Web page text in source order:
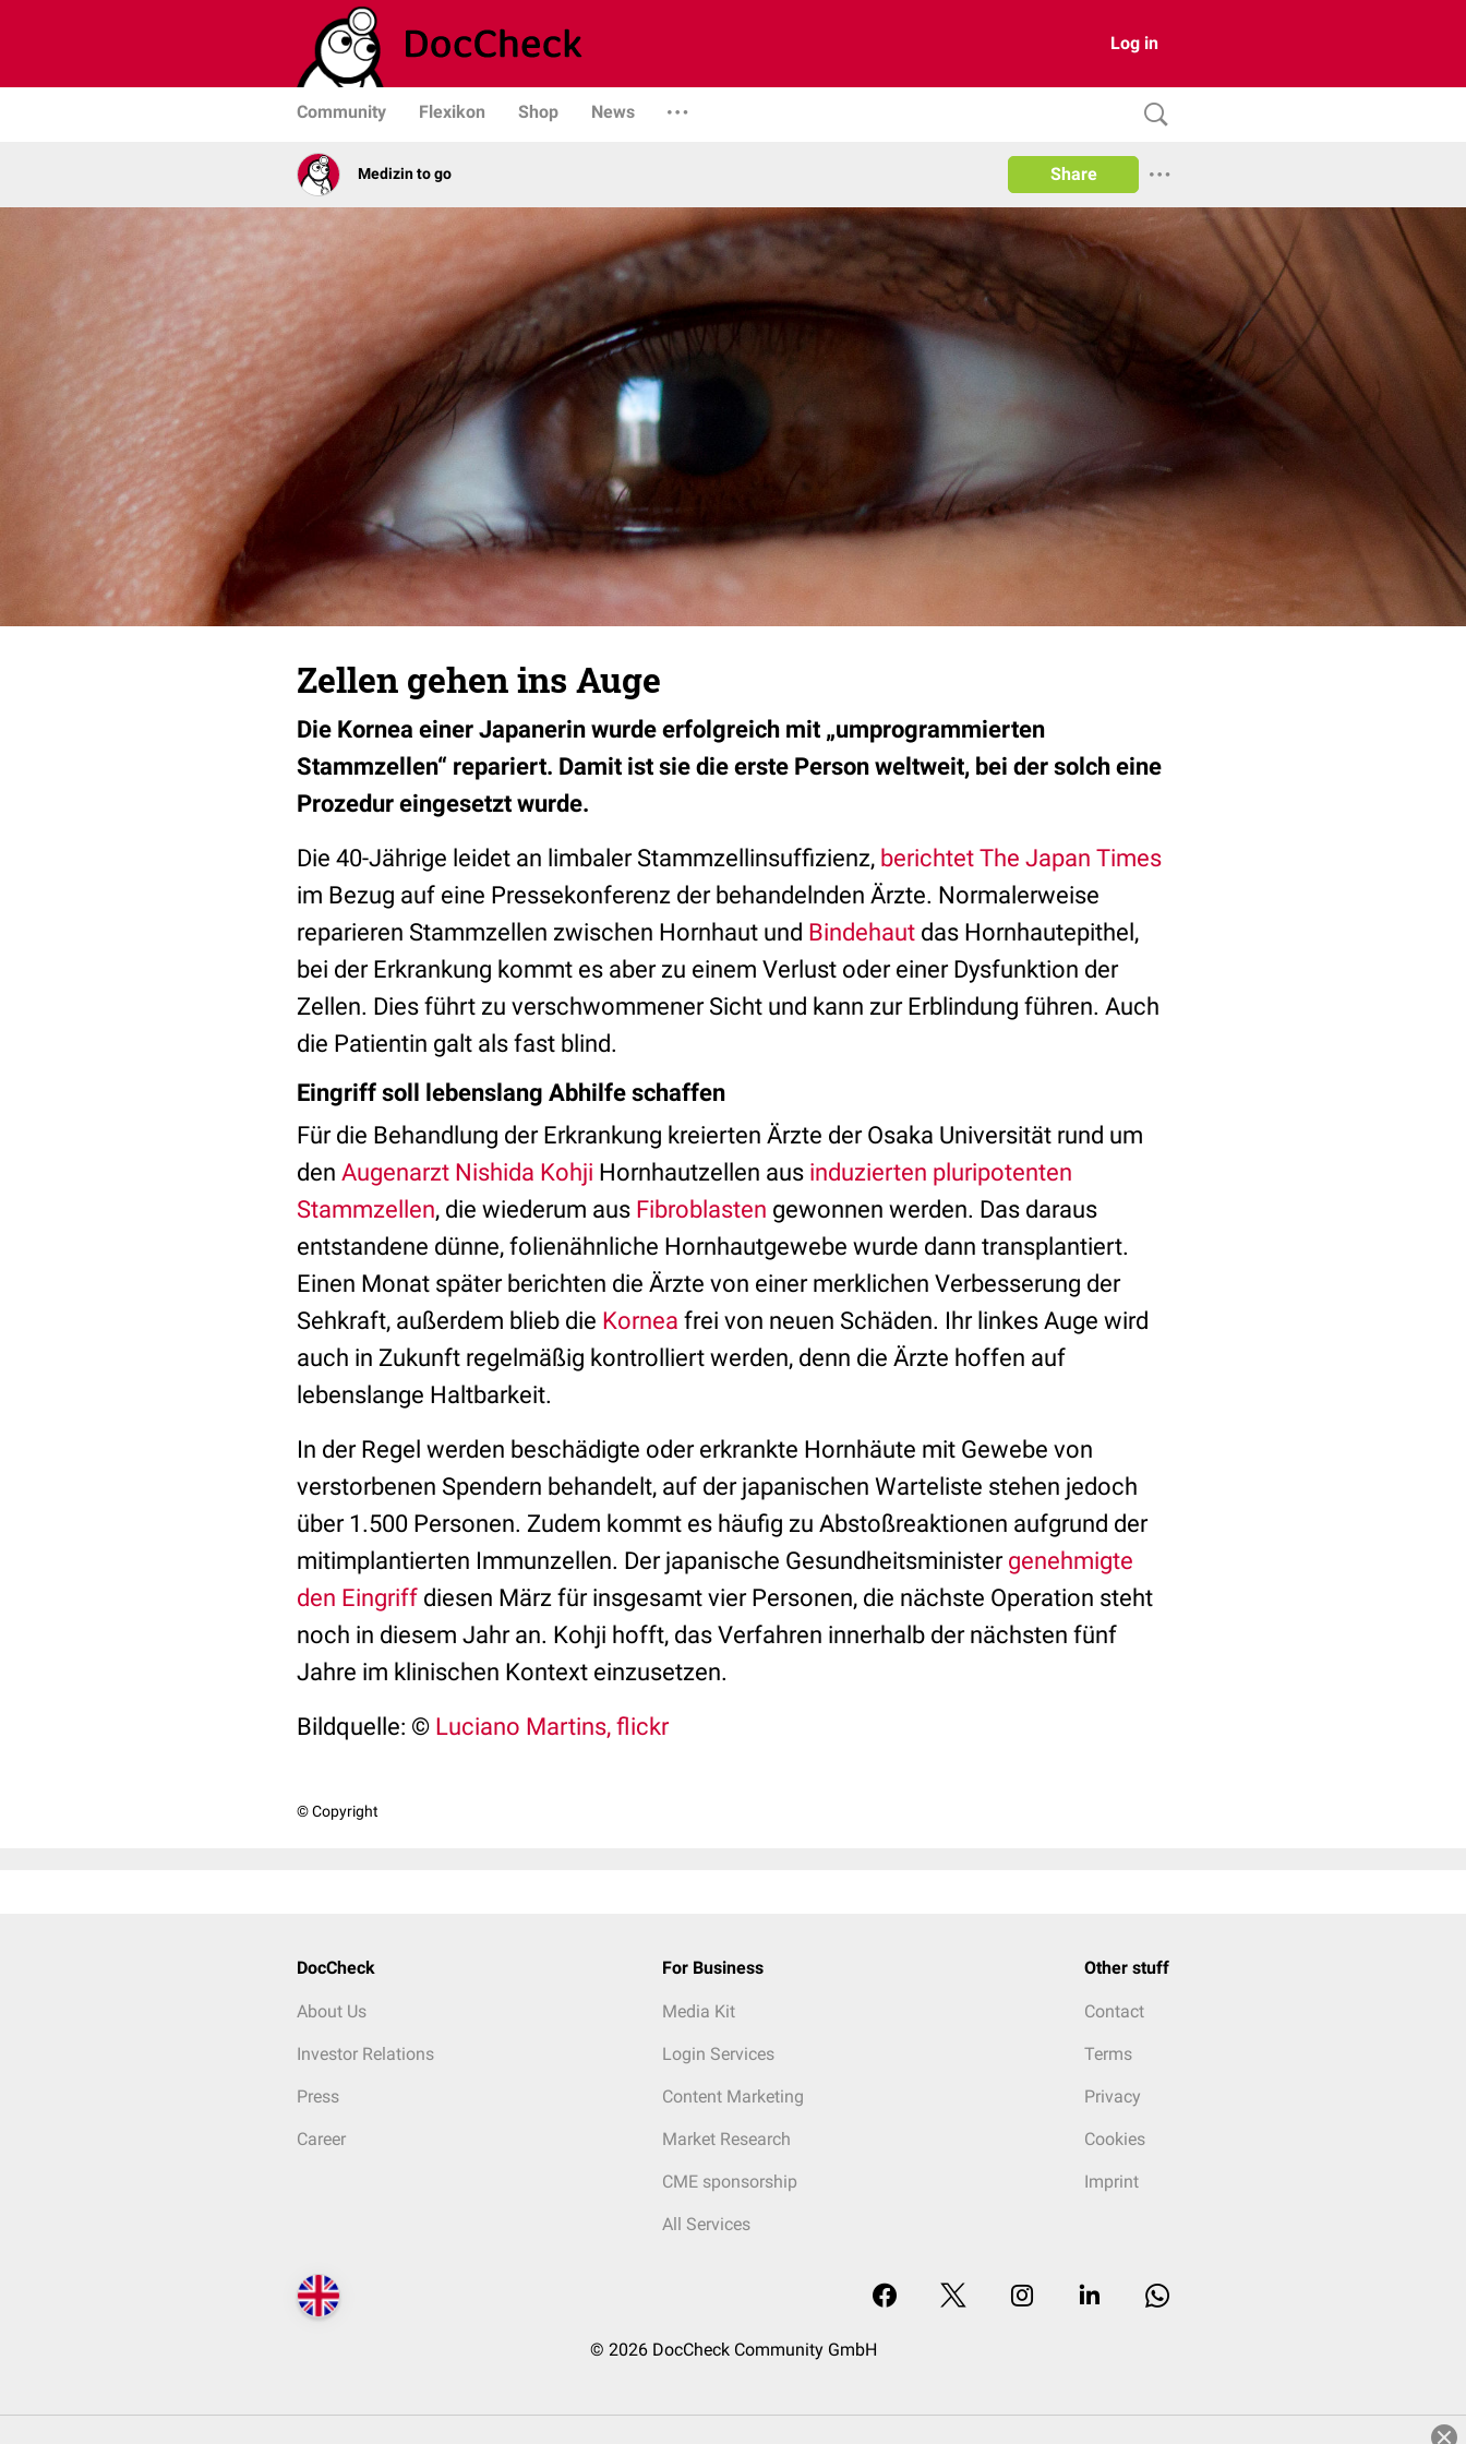
Log in
Community Flexikon Shop News
Medizin to go Share
Zellen gehen ins Auge
Die Kornea einer Japanerin wurde erfolgreich mit „umprogrammierten
Stammzellen“ repariert. Damit ist sie die erste Person weltweit, bei der solch eine
Prozedur eingesetzt wurde.
Die 40-Jährige leidet an limbaler Stammzellinsuffizienz, berichtet The Japan Times
im Bezug auf eine Pressekonferenz der behandelnden Ärzte. Normalerweise
reparieren Stammzellen zwischen Hornhaut und Bindehaut das Hornhautepithel,
bei der Erkrankung kommt es aber zu einem Verlust oder einer Dysfunktion der
Zellen. Dies führt zu verschwommener Sicht und kann zur Erblindung führen. Auch
die Patientin galt als fast blind.
Eingriff soll lebenslang Abhilfe schaffen
Für die Behandlung der Erkrankung kreierten Ärzte der Osaka Universität rund um
den Augenarzt Nishida Kohji Hornhautzellen aus induzierten pluripotenten
Stammzellen, die wiederum aus Fibroblasten gewonnen werden. Das daraus
entstandene dünne, folienähnliche Hornhautgewebe wurde dann transplantiert.
Einen Monat später berichten die Ärzte von einer merklichen Verbesserung der
Sehkraft, außerdem blieb die Kornea frei von neuen Schäden. Ihr linkes Auge wird
auch in Zukunft regelmäßig kontrolliert werden, denn die Ärzte hoffen auf
lebenslange Haltbarkeit.
In der Regel werden beschädigte oder erkrankte Hornhäute mit Gewebe von
verstorbenen Spendern behandelt, auf der japanischen Warteliste stehen jedoch
über 1.500 Personen. Zudem kommt es häufig zu Abstoßreaktionen aufgrund der
mitimplantierten Immunzellen. Der japanische Gesundheitsminister genehmigte
den Eingriff diesen März für insgesamt vier Personen, die nächste Operation steht
noch in diesem Jahr an. Kohji hofft, das Verfahren innerhalb der nächsten fünf
Jahre im klinischen Kontext einzusetzen.
Bildquelle: © Luciano Martins, flickr
© Copyright
DocCheck
About Us
Investor Relations
Press
Career
For Business
Media Kit
Login Services
Content Marketing
Market Research
CME sponsorship
All Services
Other stuff
Contact
Terms
Privacy
Cookies
Imprint
© 2026 DocCheck Community GmbH